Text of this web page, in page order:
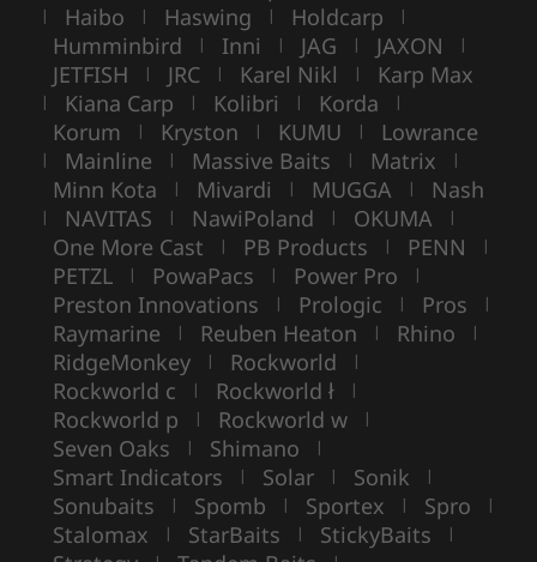
| Haibo | Haswing | Holdcarp |
Humminbird | Inni | JAG | JAXON |
JETFISH | JRC | Karel Nikl | Karp Max
| Kiana Carp | Kolibri | Korda |
Korum | Kryston | KUMU | Lowrance
| Mainline | Massive Baits | Matrix |
Minn Kota | Mivardi | MUGGA | Nash
| NAVITAS | NawiPoland | OKUMA |
One More Cast | PB Products | PENN |
PETZL | PowaPacs | Power Pro |
Preston Innovations | Prologic | Pros |
Raymarine | Reuben Heaton | Rhino |
RidgeMonkey | Rockworld |
Rockworld c | Rockworld ł |
Rockworld p | Rockworld w |
Seven Oaks | Shimano |
Smart Indicators | Solar | Sonik |
Sonubaits | Spomb | Sportex | Spro |
Stalomax | StarBaits | StickyBaits |